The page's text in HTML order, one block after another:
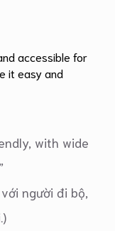
accessible for
it easy and
with wide
người đi bộ,